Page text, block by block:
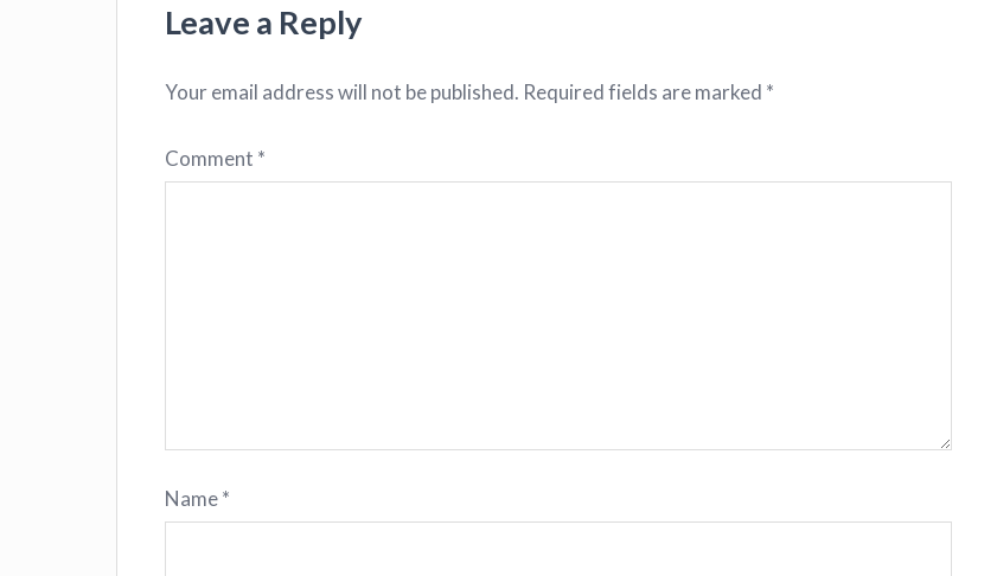
Leave a Reply
Your email address will not be published. Required fields are marked *
Comment *
Name*